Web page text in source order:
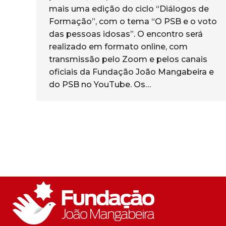
mais uma edição do ciclo “Diálogos de
Formação”, com o tema “O PSB e o voto
das pessoas idosas”. O encontro será
realizado em formato online, com
transmissão pelo Zoom e pelos canais
oficiais da Fundação João Mangabeira e
do PSB no YouTube. Os…